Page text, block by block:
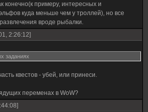
конечно(к примеру, интересных и
куда меньше чем у троллей), но все
вроде рыбалки.
2:26:12]
заданиях
квестов - убей, или принеси.
переменах в WoW?